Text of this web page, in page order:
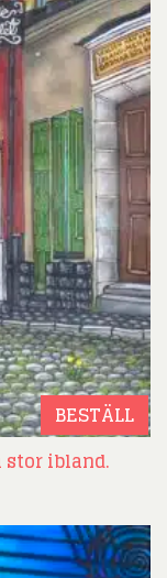
BESTÄLL
stor ibland.